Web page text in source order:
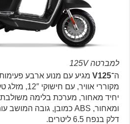
למברטה 125V
ה־V125
מקוררי אוויר,
יחיד מאחור, מערכת בלימה
דלק בנפח 6.5 ליטרים.